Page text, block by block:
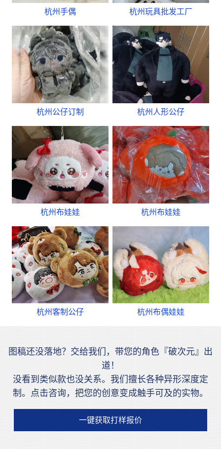
杭州手偶 杭州玩具批发工厂
杭州公仔订制 杭州人形公仔
杭州布娃娃 杭州布娃娃
杭州客制公仔 杭州布偶娃娃
图稿还没落地？交给我们，带您的角色『破次元』出
道！
没看到类似款也没关系。我们擅长各种异形深度定
制。点击咨询，把您的创意变成触手可及的实物。
一键获取打样报价